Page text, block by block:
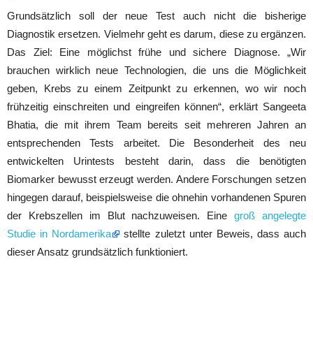
Grundsätzlich soll der neue Test auch nicht die bisherige
Diagnostik ersetzen. Vielmehr geht es darum, diese zu ergänzen.
Das Ziel: Eine möglichst frühe und sichere Diagnose. „Wir
brauchen wirklich neue Technologien, die uns die Möglichkeit
geben, Krebs zu einem Zeitpunkt zu erkennen, wo wir noch
frühzeitig einschreiten und eingreifen können“, erklärt Sangeeta
Bhatia, die mit ihrem Team bereits seit mehreren Jahren an
entsprechenden Tests arbeitet. Die Besonderheit des neu
entwickelten Urintests besteht darin, dass die benötigten
Biomarker bewusst erzeugt werden. Andere Forschungen setzen
hingegen darauf, beispielsweise die ohnehin vorhandenen Spuren
der Krebszellen im Blut nachzuweisen. Einegroß angelegte
Studie in Nordamerika
stellte zuletzt unter Beweis, dass auch
dieser Ansatz grundsätzlich funktioniert.